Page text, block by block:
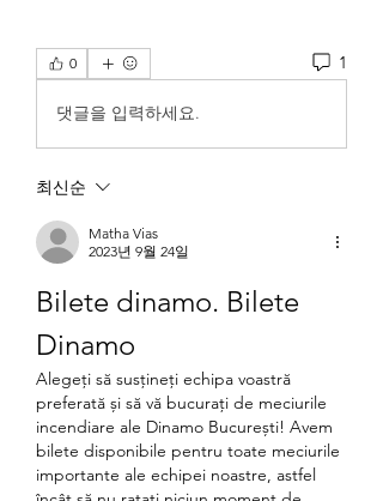
0 1
댓글을 입력하세요.
최신순
Matha Vias
2023년 9월 24일
Bilete dinamo. Bilete
Dinamo
Alegeți să susțineți echipa voastră
preferată și să vă bucurați de meciurile
incendiare ale Dinamo București! Avem
bilete disponibile pentru toate meciurile
importante ale echipei noastre, astfel